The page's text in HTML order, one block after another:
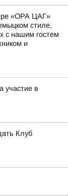
«ОРА ЦАГ»
стиле,
с нашим гостем
и
участие в
Клуб